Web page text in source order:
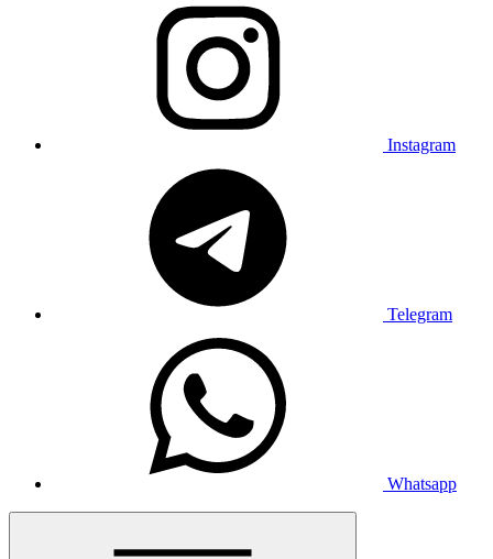
Instagram
Telegram
Whatsapp